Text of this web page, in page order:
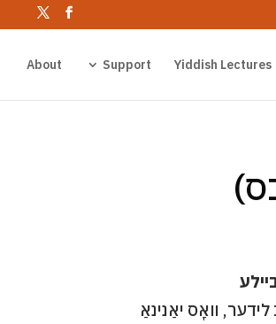
Yiddish Lectures
Support
About
װאָס יאַנינאַ